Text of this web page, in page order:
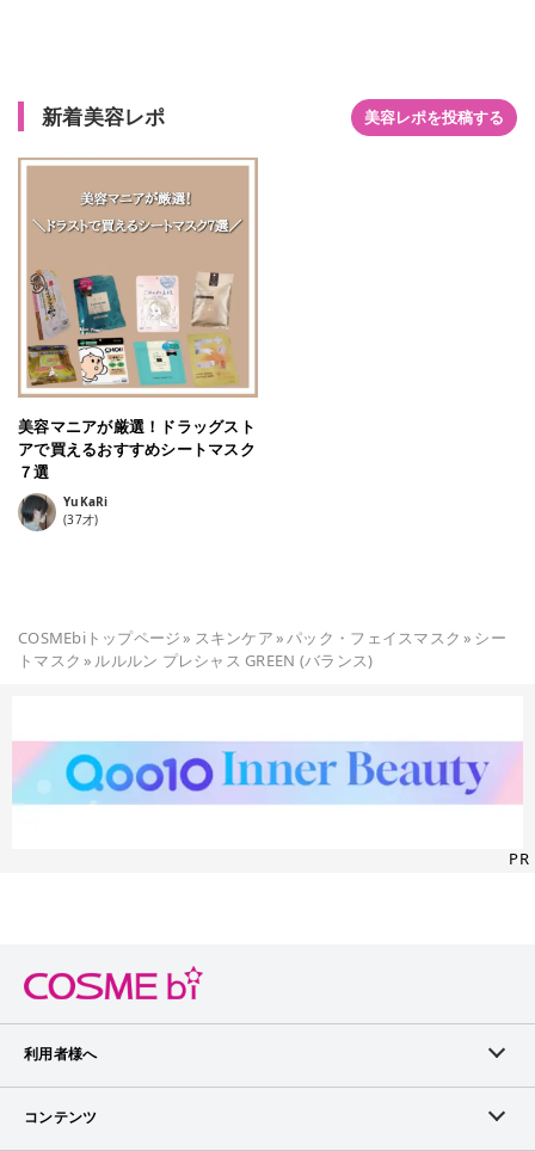
新着美容レポ 美容レポを投稿する
美容マニアが厳選！ドラッグスト
アで買えるおすすめシートマスク
７選
YuKaRi
(37才)
COSMEbiトップページ» スキンケア»パック・フェイスマスク » シー
トマスク » ルルルン プレシャス GREEN (バランス)
PR
利用者様へ
メンバーログイン
コンテンツ